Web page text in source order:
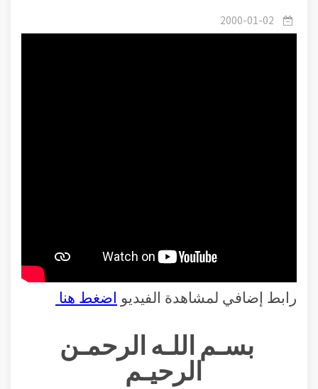
2000-01-02
رابط إضافي لمشاهدة الفيديو اضغط هنا
بسـم اللـه الرحمـن
الرحيـم